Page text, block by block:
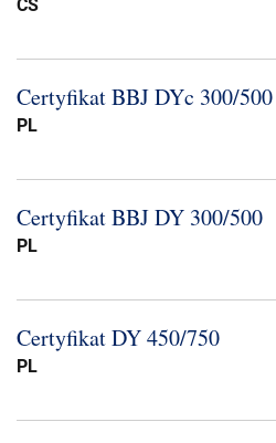
CS
Certyfikat BBJ DYc 300/500
PL
Certyfikat BBJ DY 300/500
PL
Certyfikat DY 450/750
PL